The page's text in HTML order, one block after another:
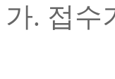
가. 접수